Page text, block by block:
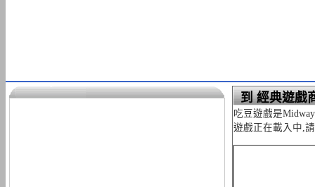
到 經典遊戲
吃豆遊戲是
遊戲正在載入中,